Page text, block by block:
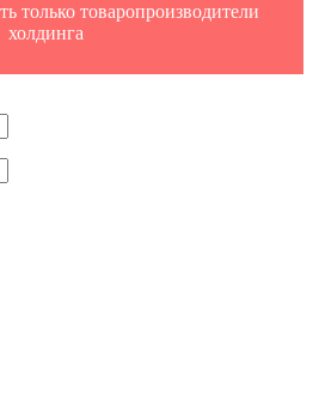
только товаропроизводители
холдинга